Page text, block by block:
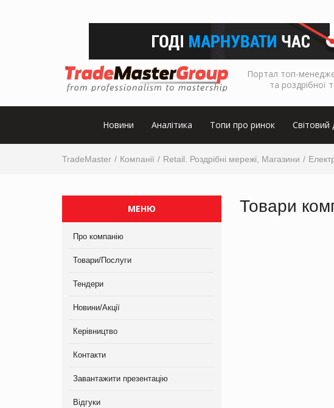
Портал топ-
та роздрібної
Новини Аналітика Топи про ринок Світовий
TradeMaster Компанії Retail. Роздрібні мережі, Магазини
МЕНЮ
Про компанію
Товари/Послуги
Тендери
Новини/Акції
Керівництво
Контакти
Завантажити презентацію
Відгуки
Товари